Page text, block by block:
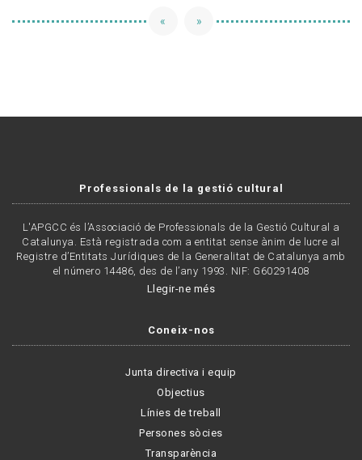
« »
Professionals de la gestió cultural
L'APGCC és l’Associació de Professionals de la Gestió Cultural a
Catalunya. Està registrada com a entitat sense ànim de lucre al
Registre d’Entitats Jurídiques de la Generalitat de Catalunya amb
el número 14486, des de l’any 1993. NIF: G60291408
Llegir-ne més
Coneix-nos
Junta directiva i equip
Objectius
Línies de treball
Persones sòcies
Transparència